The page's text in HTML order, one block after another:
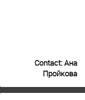
Contact: Ана
Пройкова